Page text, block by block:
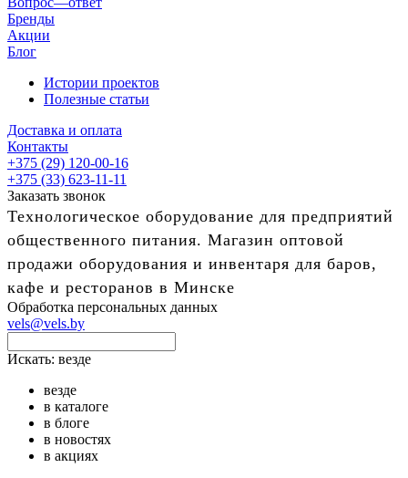
Бренды
Акции
Блог
Истории проектов
Полезные статьи
Доставка и оплата
Контакты
+375 (29) 120-00-16
+375 (33) 623-11-11
Заказать звонок
Технологическое оборудование для предприятий
общественного питания. Магазин оптовой
продажи оборудования и инвентаря для баров,
кафе и ресторанов в Минске
Обработка персональных данных
vels@vels.by
Искать: везде
везде
в каталоге
в блоге
в новостях
в акциях